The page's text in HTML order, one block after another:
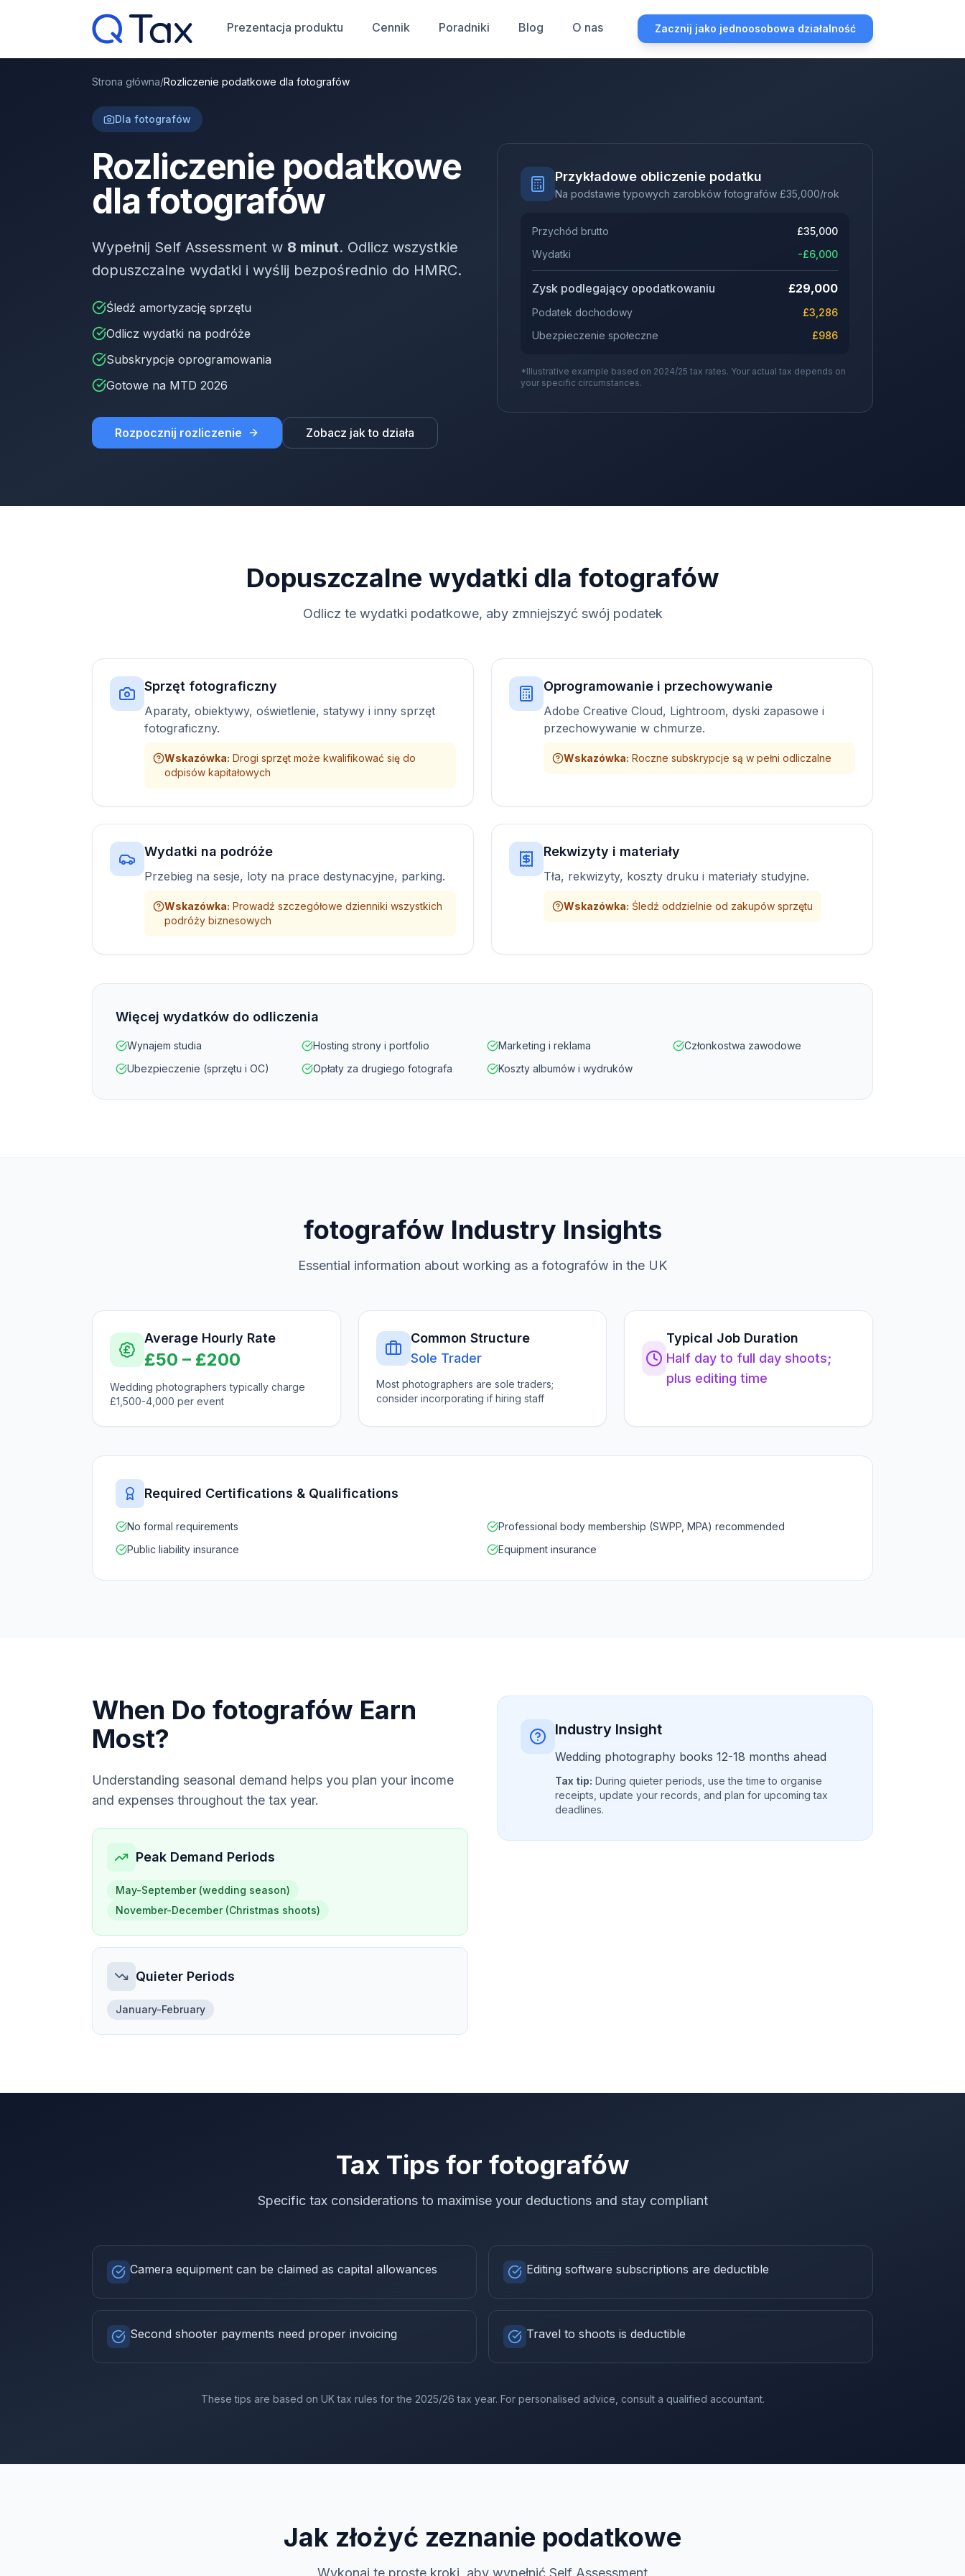
Prezentacja produktu Cennik Poradniki Blog O nas Zacznij jako jednoosobowa działalność
Strona główna/Rozliczenie podatkowe dla fotografów
Dla fotografów
Rozliczenie podatkowe
dla fotografów
Wypełnij Self Assessment w 8 minut. Odlicz wszystkie
dopuszczalne wydatki i wyślij bezpośrednio do HMRC.
Śledź amortyzację sprzętu
Odlicz wydatki na podróże
Subskrypcje oprogramowania
Gotowe na MTD 2026
Rozpocznij rozliczenie Zobacz jak to działa
Przykładowe obliczenie podatku
Na podstawie typowych zarobków fotografów £35,000/rok
Przychód brutto £35,000
Wydatki
-£6,000
Zysk podlegający opodatkowaniu £29,000
Podatek dochodowy £3,286
Ubezpieczenie społeczne
£986
*Illustrative example based on 2024/25 tax rates. Your actual tax depends on
your specific circumstances.
Dopuszczalne wydatki dla fotografów
Odlicz te wydatki podatkowe, aby zmniejszyć swój podatek
Sprzęt fotograficzny
Aparaty, obiektywy, oświetlenie, statywy i inny sprzęt
fotograficzny.
Wskazówka: Drogi sprzęt może kwalifikować się do
odpisów kapitałowych
Oprogramowanie i przechowywanie
Adobe Creative Cloud, Lightroom, dyski zapasowe i
przechowywanie w chmurze.
Wskazówka: Roczne subskrypcje są w pełni odliczalne
Wydatki na podróże
Przebieg na sesje, loty na prace destynacyjne, parking.
Wskazówka: Prowadź szczegółowe dzienniki wszystkich
podróży biznesowych
Rekwizyty i materiały
Tła, rekwizyty, koszty druku i materiały studyjne.
Wskazówka: Śledź oddzielnie od zakupów sprzętu
Więcej wydatków do odliczenia
Wynajem studia Hosting strony i portfolio Marketing i reklama
Członkostwa zawodowe
Ubezpieczenie (sprzętu i OC)
Opłaty za drugiego fotografa Koszty albumów i wydruków
fotografów Industry Insights
Essential information about working as a fotografów in the UK
Average Hourly Rate
£50 – £200
Wedding photographers typically charge
£1,500-4,000 per event
Common Structure
Sole Trader
Most photographers are sole traders;
consider incorporating if hiring staff
Typical Job Duration
Half day to full day shoots;
plus editing time
Required Certifications & Qualifications
No formal requirements
Professional body membership (SWPP, MPA) recommended
Public liability insurance
Equipment insurance
When Do fotografów Earn
Most?
Understanding seasonal demand helps you plan your income
and expenses throughout the tax year.
Peak Demand Periods
May-September (wedding season)
November-December (Christmas shoots)
Quieter Periods
January-February
Industry Insight
Wedding photography books 12-18 months ahead
Tax tip: During quieter periods, use the time to organise
receipts, update your records, and plan for upcoming tax
deadlines.
Tax Tips for fotografów
Specific tax considerations to maximise your deductions and stay compliant
Camera equipment can be claimed as capital allowances Editing software subscriptions are deductible
Second shooter payments need proper invoicing Travel to shoots is deductible
These tips are based on UK tax rules for the 2025/26 tax year. For personalised advice, consult a qualified accountant.
Jak złożyć zeznanie podatkowe
Wykonaj te proste kroki, aby wypełnić Self Assessment